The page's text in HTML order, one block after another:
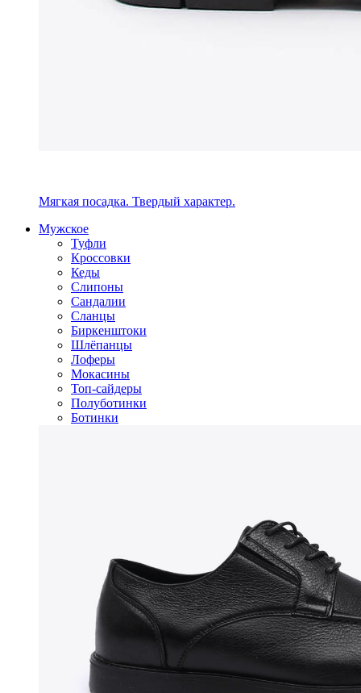
Мягкая посадка. Твердый характер.
Мужское
Туфли
Кроссовки
Кеды
Слипоны
Сандалии
Сланцы
Биркенштоки
Шлёпанцы
Лоферы
Мокасины
Топ-сайдеры
Полуботинки
Ботинки